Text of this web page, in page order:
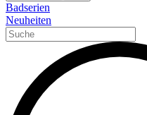
Badserien
Neuheiten